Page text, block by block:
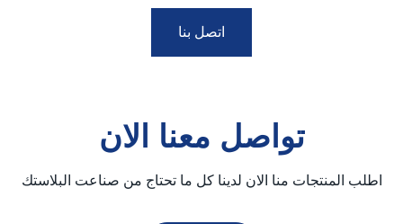
اتصل بنا
تواصل معنا الان
اطلب المنتجات منا الان لدينا كل ما تحتاج من صناعت البلاستك